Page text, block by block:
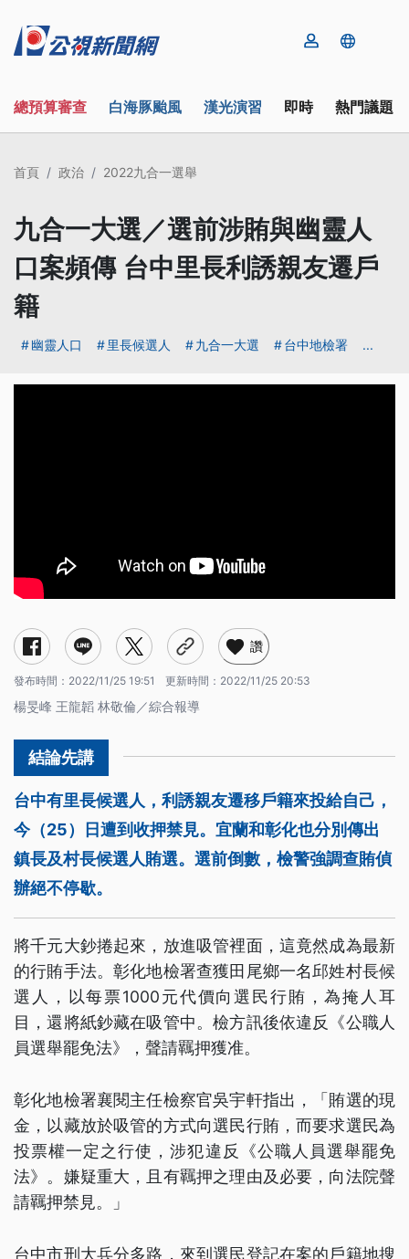
總預算審查 白海豚颱風 漢光演習 即時 熱門議題
首頁 政治 2022九合一選舉
九合一大選／選前涉賄與幽靈人
口案頻傳 台中里長利誘親友遷戶
籍
幽靈人口 里長候選人 九合一大選 台中地檢署 ...
讚
發布時間： 2022/11/25 19:51 更新時間： 2022/11/25 20:53
楊旻峰 王龍韜 林敬倫／綜合報導
台中有里長候選人，利誘親友遷移戶籍來投給自己，
今（25）日遭到收押禁見。宜蘭和彰化也分別傳出
鎮長及村長候選人賄選。選前倒數，檢警強調查賄偵
辦絕不停歇。
將千元大鈔捲起來，放進吸管裡面，這竟然成為最新
的行賄手法。彰化地檢署查獲田尾鄉一名邱姓村長候
選人，以每票1000元代價向選民行賄，為掩人耳
目，還將紙鈔藏在吸管中。檢方訊後依違反《公職人
員選舉罷免法》，聲請羈押獲准。
彰化地檢署襄閱主任檢察官吳宇軒指出，「賄選的現
金，以藏放於吸管的方式向選民行賄，而要求選民為
投票權一定之行使，涉犯違反《公職人員選舉罷免
法》。嫌疑重大，且有羈押之理由及必要，向法院聲
請羈押禁見。」
台中市刑大兵分多路，來到選民登記在案的戶籍地搜